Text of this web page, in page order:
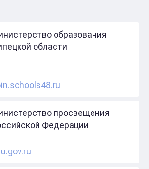
образования
области
просвещения
Федерации